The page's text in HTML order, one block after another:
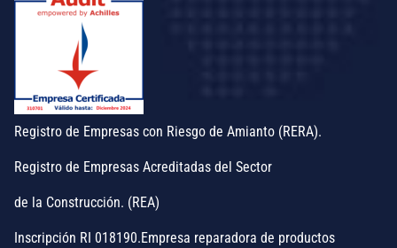
Registro de Empresas con Riesgo de Amianto (RERA).
Registro de Empresas Acreditadas del Sector
de la Construcción. (REA)
Inscripción RI 018190.Empresa reparadora de productos